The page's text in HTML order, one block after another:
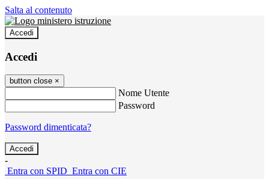
Salta al contenuto
Accedi
Accedi
button close ×
Nome Utente
Password
Password dimenticata?
-
Entra con SPID Entra con CIE